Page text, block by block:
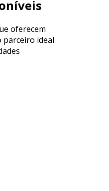
oferecem
parceiro ideal